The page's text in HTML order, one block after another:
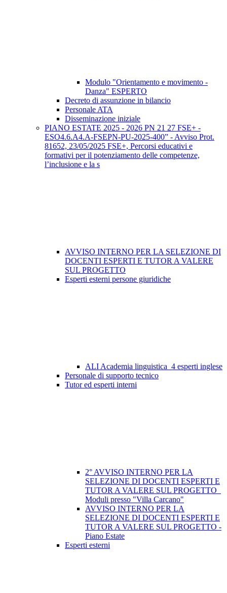
Modulo "Orientamento e movimento -
Danza" ESPERTO
Decreto di assunzione in bilancio
Personale ATA
Disseminazione iniziale
PIANO ESTATE 2025 - 2026 PN 21 27 FSE+ -
ESO4.6.A4.A-FSEPN-PU-2025-400” - Avviso Prot.
81652, 23/05/2025 FSE+, Percorsi educativi e
formativi per il potenziamento delle competenze,
l’inclusione e la s
AVVISO INTERNO PER LA SELEZIONE DI
DOCENTI ESPERTI E TUTOR A VALERE
SUL PROGETTO
Esperti esterni persone giuridiche
ALI Academia linguistica_4 esperti inglese
Personale di supporto tecnico
Tutor ed esperti interni
2° AVVISO INTERNO PER LA
SELEZIONE DI DOCENTI ESPERTI E
TUTOR A VALERE SUL PROGETTO_
Moduli presso "Villa Carcano"
AVVISO INTERNO PER LA
SELEZIONE DI DOCENTI ESPERTI E
TUTOR A VALERE SUL PROGETTO -
Piano Estate
Esperti esterni